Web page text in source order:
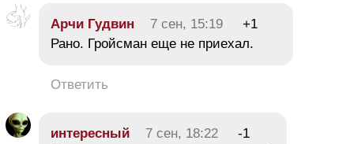
Арчи Гудвин 7 сен, 15:19
+1
Рано. Гройсман еще не приехал.
Ответить
интересный 7 сен, 18:22
-1